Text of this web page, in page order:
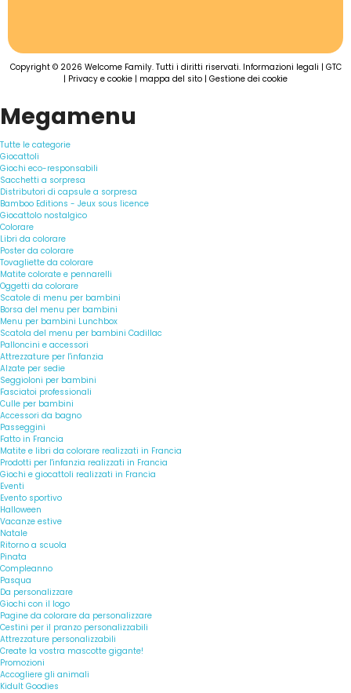
Copyright © 2026 Welcome Family. Tutti i diritti riservati. Informazioni legali | GTC
| Privacy e cookie | mappa del sito | Gestione dei cookie
Megamenu
Tutte le categorie
Giocattoli
Giochi eco-responsabili
Sacchetti a sorpresa
Distributori di capsule a sorpresa
Bamboo Editions - Jeux sous licence
Giocattolo nostalgico
Colorare
Libri da colorare
Poster da colorare
Tovagliette da colorare
Matite colorate e pennarelli
Oggetti da colorare
Scatole di menu per bambini
Borsa del menu per bambini
Menu per bambini Lunchbox
Scatola del menu per bambini Cadillac
Palloncini e accessori
Attrezzature per l'infanzia
Alzate per sedie
Seggioloni per bambini
Fasciatoi professionali
Culle per bambini
Accessori da bagno
Passeggini
Fatto in Francia
Matite e libri da colorare realizzati in Francia
Prodotti per l'infanzia realizzati in Francia
Giochi e giocattoli realizzati in Francia
Eventi
Evento sportivo
Halloween
Vacanze estive
Natale
Ritorno a scuola
Pinata
Compleanno
Pasqua
Da personalizzare
Giochi con il logo
Pagine da colorare da personalizzare
Cestini per il pranzo personalizzabili
Attrezzature personalizzabili
Create la vostra mascotte gigante!
Promozioni
Accogliere gli animali
Kidult Goodies